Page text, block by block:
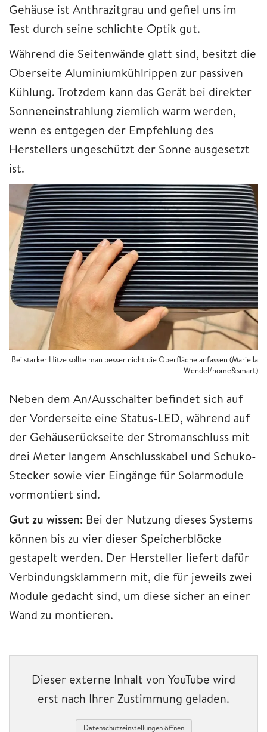
Gehäuse ist Anthrazitgrau und gefiel uns im
Test durch seine schlichte Optik gut.
Während die Seitenwände glatt sind, besitzt die
Oberseite Aluminiumkühlrippen zur passiven
Kühlung. Trotzdem kann das Gerät bei direkter
Sonneneinstrahlung ziemlich warm werden,
wenn es entgegen der Empfehlung des
Herstellers ungeschützt der Sonne ausgesetzt
ist.
Bei starker Hitze sollte man besser nicht die Oberfläche anfassen (Mariella
Wendel/home&smart)
Neben dem An/Ausschalter befindet sich auf
der Vorderseite eine Status-LED, während auf
der Gehäuserückseite der Stromanschluss mit
drei Meter langem Anschlusskabel und Schuko-
Stecker sowie vier Eingänge für Solarmodule
vormontiert sind.
Gut zu wissen: Bei der Nutzung dieses Systems
können bis zu vier dieser Speicherblöcke
gestapelt werden. Der Hersteller liefert dafür
Verbindungsklammern mit, die für jeweils zwei
Module gedacht sind, um diese sicher an einer
Wand zu montieren.
Dieser externe Inhalt von YouTube wird
erst nach Ihrer Zustimmung geladen.
Datenschutzeinstellungen öffnen